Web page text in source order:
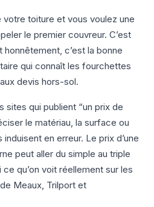
toiture et vous voulez une
le premier couvreur. C’est
c’est la bonne
qui connaît les fourchettes
devis hors-sol.
sites qui publient “un prix de
le matériau, la surface ou
en erreur. Le prix d’une
peut aller du simple au triple
qu’on voit réellement sur les
Meaux, Trilport et